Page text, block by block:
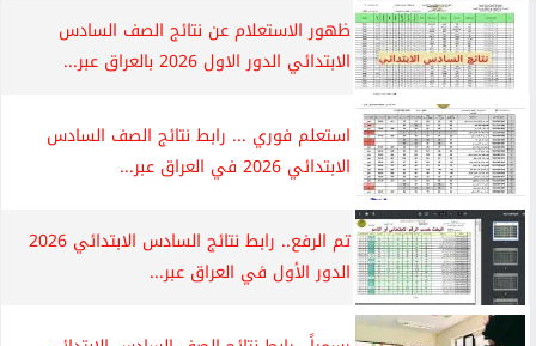
ظهور الاستعلام عن نتائج الصف السادس
الابتدائي الدور الاول 2026 بالعراق عبر...
استعلم فوري ... رابط نتائج الصف السادس
الابتدائي 2026 في العراق عبر...
تم الرفع.. رابط نتائج السادس الابتدائي 2026
الدور الأول في العراق عبر...